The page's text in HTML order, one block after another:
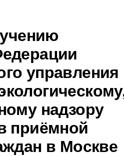
управления
надзору
приёмной
в Москве